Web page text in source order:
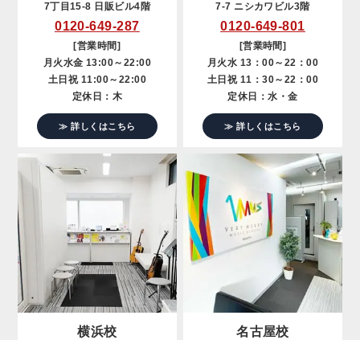
7丁目15-8 日販ビル4階
0120-649-287
[営業時間]
月火水金 13:00～22:00
土日祝 11:00～22:00
定休日：木
≫ 詳しくはこちら
7-7 ニシカワビル3階
0120-649-801
[営業時間]
月火水 13：00～22：00
土日祝 11：30～22：00
定休日：水・金
≫ 詳しくはこちら
横浜校 名古屋校